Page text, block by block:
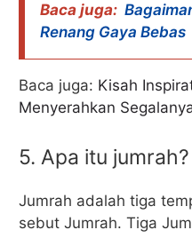
Baca juga:
Renang Gaya Bebas
Baca juga: Kisah
Menyerahkan
5. Apa itu jumrah?
Jumrah adalah tiga
sebut Jumrah. Tiga